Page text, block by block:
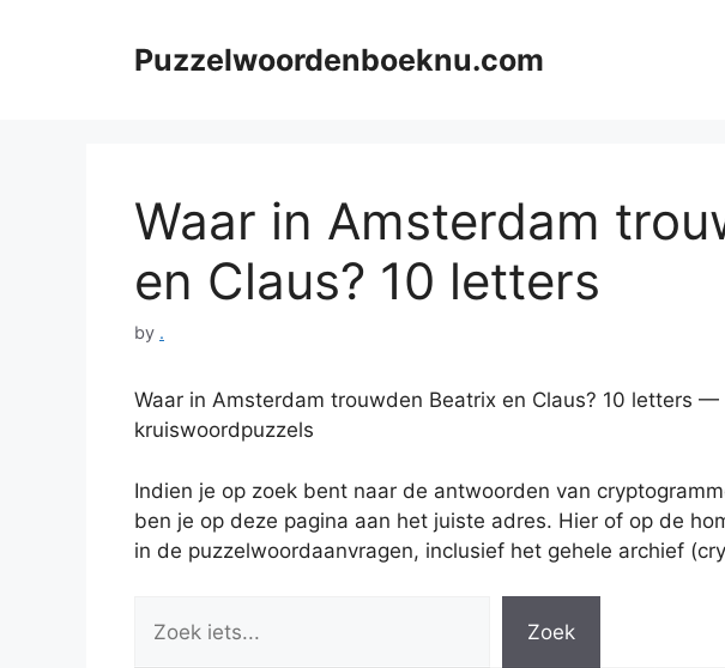
Puzzelwoordenboeknu.com
Waar in Amsterdam
en Claus? 10 letters
by .
Waar in Amsterdam trouwden Beatrix en Claus? 10 letters
kruiswoordpuzzels
Indien je op zoek bent naar de antwoorden van
ben je op deze pagina aan het juiste adres. Hier of op de
in de puzzelwoordaanvragen, inclusief het gehele archief
Zoek